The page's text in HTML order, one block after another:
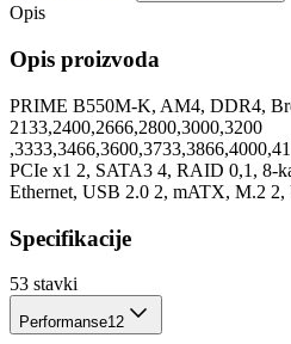
Opis
Opis proizvoda
PRIME B550M-K, AM4, DDR4,
2133,2400,2666,2800,3000,3200
PCIe x1 2, SATA3 4, RAID 0,1, 8-
Ethernet, USB 2.0 2, mATX, M.2 2,
Specifikacije
53 stavki
Performanse12